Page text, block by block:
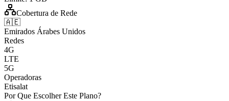
Cobertura de Rede
🇦🇪
Emirados Árabes Unidos
Redes
4G
LTE
5G
Operadoras
Etisalat
Por Que Escolher Este Plano?